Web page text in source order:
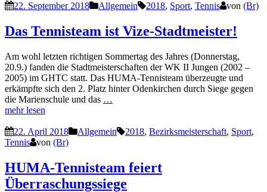
22. September 2018 Allgemein 2018, Sport, Tennis von (Br)
Das Tennisteam ist Vize-Stadtmeister!
Am wohl letzten richtigen Sommertag des Jahres (Donnerstag,
20.9.) fanden die Stadtmeisterschaften der WK II Jungen (2002 –
2005) im GHTC statt. Das HUMA-Tennisteam überzeugte und
erkämpfte sich den 2. Platz hinter Odenkirchen durch Siege gegen
die Marienschule und das …
mehr lesen
22. April 2018 Allgemein 2018, Bezirksmeisterschaft, Sport,
Tennis
von (Br)
HUMA-Tennisteam feiert
Überraschungssiege